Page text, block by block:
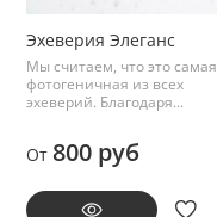
Эхеверия Элеганс
Мы считаем, что это самая
фотогеничная из всех
эхеверий. Благодаря...
От 800 руб